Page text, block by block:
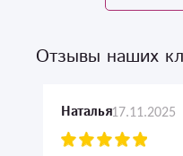
Отзывы наших
Наталья17.11.2025